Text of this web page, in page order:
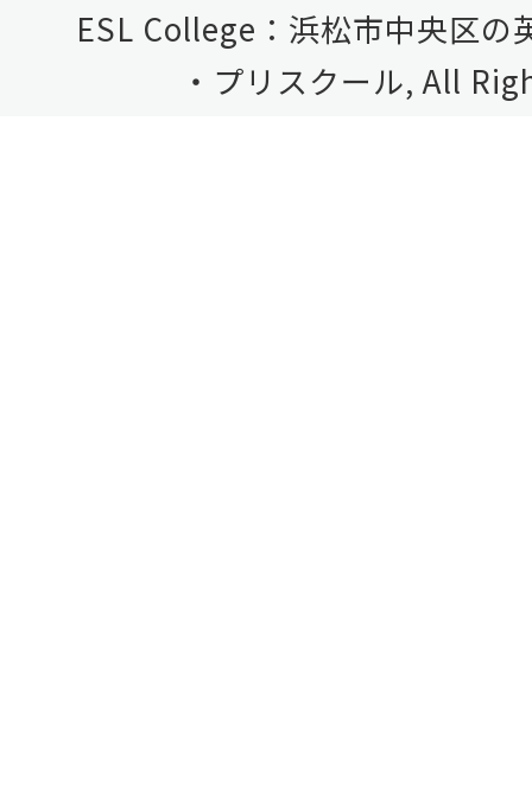
ESL College：浜松市中央区の
・プリスクール, All